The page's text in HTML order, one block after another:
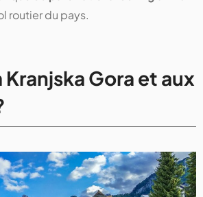
routier du pays.
Kranjska Gora et aux